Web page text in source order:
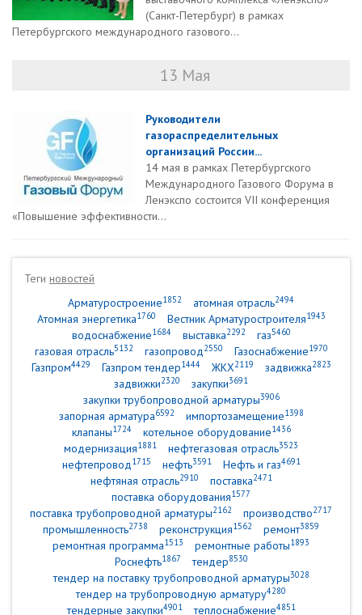
(Санкт-Петербург) в рамках
Петербургского международного газового...
13 Мая
Руководители
газораспределительных
организаций России...
14 мая в рамках Петербургского
Международного Газового Форума в
Ленэкспо состоится VII конференция
«Повышение эффективности...
Теги новостей
Арматуростроение1852 атомная отрасль2494
Атомная энергетика1760 Вестник Арматуростроителя1943
водоснабжение1684 выставка2292 газ5460
газовая отрасль5132 газопровод2550 Газоснабжение1970
Газпром4429 Газпром тендер1444 ЖКХ2119 задвижка2823
задвижки2320 закупки3691
закупки трубопроводной арматуры3906
запорная арматура6592 импортозамещение1398
клапаны1724 котельное оборудование1436
модернизация1881 нефтегазовая отрасль3523
нефтепровод1715 нефть3591 Нефть и газ4691
нефтяная отрасль2910 поставка2471
поставка оборудования1577
поставка трубопроводной арматуры2162 производство2717
промышленность2738 реконструкция1562 ремонт3859
ремонтная программа1513 ремонтные работы1893
Роснефть1867 тендер8530
тендер на поставку трубопроводной арматуры3028
тендер на трубопроводную арматуру4280
тендерные закупки4901 теплоснабжение4851